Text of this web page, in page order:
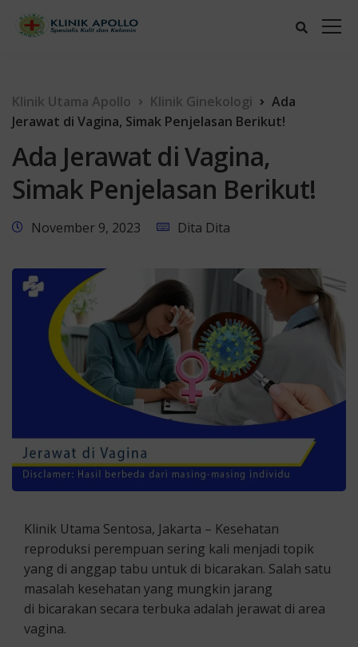
Klinik Utama Apollo Klinik Ginekologi
Ada
Jerawat di Vagina, Simak Penjelasan Berikut!
Ada Jerawat di Vagina,
Simak Penjelasan Berikut!
November 9, 2023 Dita Dita
Klinik Utama Sentosa, Jakarta – Kesehatan
reproduksi perempuan sering kali menjadi topik
yang di anggap tabu untuk di bicarakan. Salah satu
masalah kesehatan yang mungkin jarang
di bicarakan secara terbuka adalah jerawat di area
vagina.